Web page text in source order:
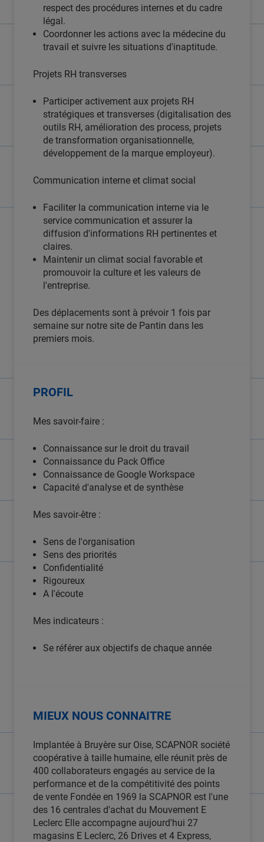
respect des procédures internes et du cadre
légal.
Coordonner les actions avec la médecine du
travail et suivre les situations d'inaptitude.
Projets RH transverses
Participer activement aux projets RH
stratégiques et transverses (digitalisation des
outils RH, amélioration des process, projets
de transformation organisationnelle,
développement de la marque employeur).
Communication interne et climat social
Faciliter la communication interne via le
service communication et assurer la
diffusion d'informations RH pertinentes et
claires.
Maintenir un climat social favorable et
promouvoir la culture et les valeurs de
l'entreprise.
Des déplacements sont à prévoir 1 fois par
semaine sur notre site de Pantin dans les
premiers mois.
PROFIL
Mes savoir-faire :
Connaissance sur le droit du travail
Connaissance du Pack Office
Connaissance de Google Workspace
Capacité d'analyse et de synthèse
Mes savoir-être :
Sens de l'organisation
Sens des priorités
Confidentialité
Rigoureux
A l'écoute
Mes indicateurs :
Se référer aux objectifs de chaque année
MIEUX NOUS CONNAITRE
Implantée à Bruyère sur Oise, SCAPNOR société
coopérative à taille humaine, elle réunit près de
400 collaborateurs engagés au service de la
performance et de la compétitivité des points
de vente Fondée en 1969 la SCAPNOR est l'une
des 16 centrales d'achat du Mouvement E
Leclerc Elle accompagne aujourd'hui 27
magasins E Leclerc, 26 Drives et 4 Express,